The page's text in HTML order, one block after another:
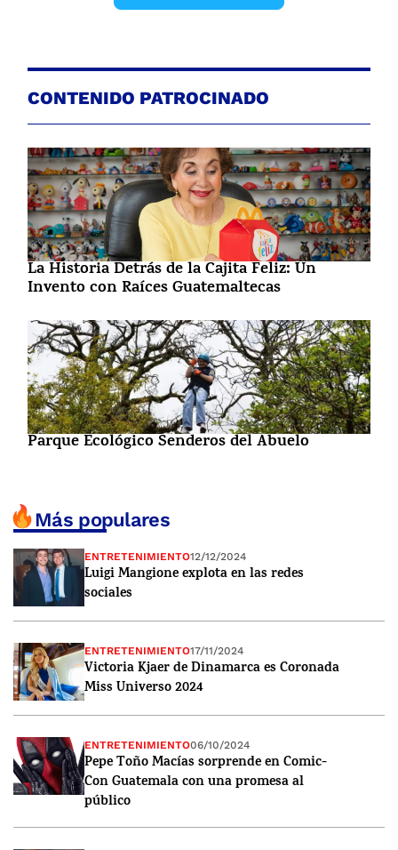
CONTENIDO PATROCINADO
La Historia Detrás de la Cajita Feliz: Un
Invento con Raíces Guatemaltecas
Parque Ecológico Senderos del Abuelo
Más populares
ENTRETENIMIENTO12/12/2024
Luigi Mangione explota en las redes
sociales
ENTRETENIMIENTO17/11/2024
Victoria Kjaer de Dinamarca es Coronada
Miss Universo 2024
ENTRETENIMIENTO06/10/2024
Pepe Toño Macías sorprende en Comic-
Con Guatemala con una promesa al
público